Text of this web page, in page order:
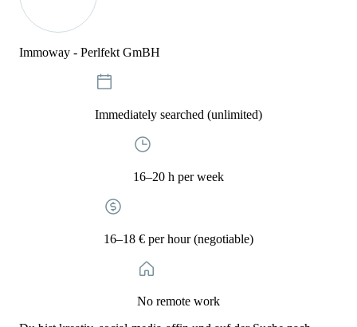
Immoway - Perlfekt GmBH
Immediately searched (unlimited)
16–20 h per week
16–18 € per hour (negotiable)
No remote work